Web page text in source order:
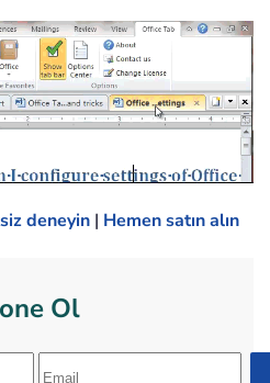
deneyin| Hemen satın alın
Ol